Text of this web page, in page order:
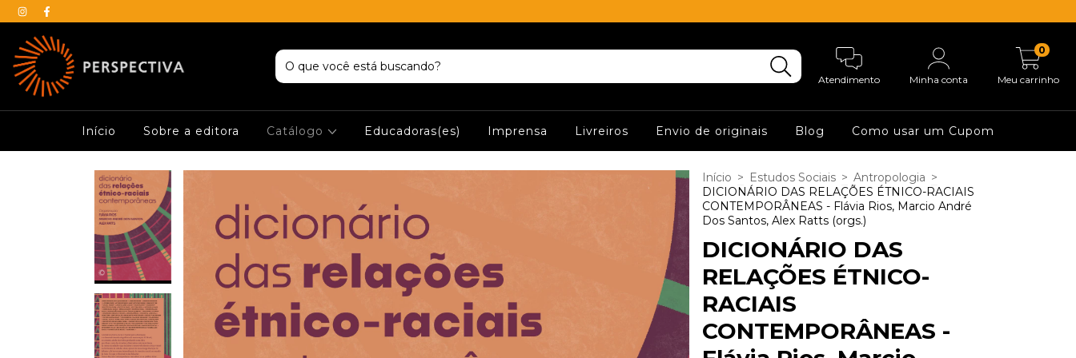
Atendimento Minha conta Meu carrinho
0
Início Sobre a editora Catálogo Educadoras(es) Imprensa Livreiros Envio de originais Blog Como usar um Cupom
Início > Estudos Sociais > Antropologia >
DICIONÁRIO DAS RELAÇÕES ÉTNICO-RACIAIS
CONTEMPORÂNEAS - Flávia Rios, Marcio André
Dos Santos, Alex Ratts (orgs.)
DICIONÁRIO DAS
RELAÇÕES ÉTNICO-
RACIAIS
CONTEMPORÂNEAS -